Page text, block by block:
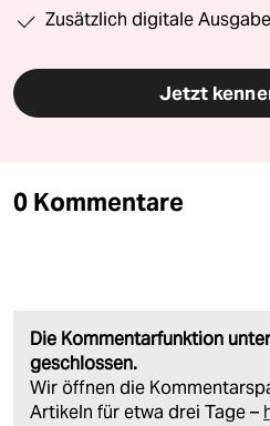
Zusätzlich digitale
Jetzt
0 Kommentare
Die Kommentarfunktion
geschlossen.
Wir öffnen die
Artikeln für etwa drei Tage –